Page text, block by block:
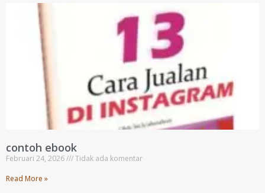
contoh ebook
Februari 24, 2026
Tidak ada komentar
Read More »